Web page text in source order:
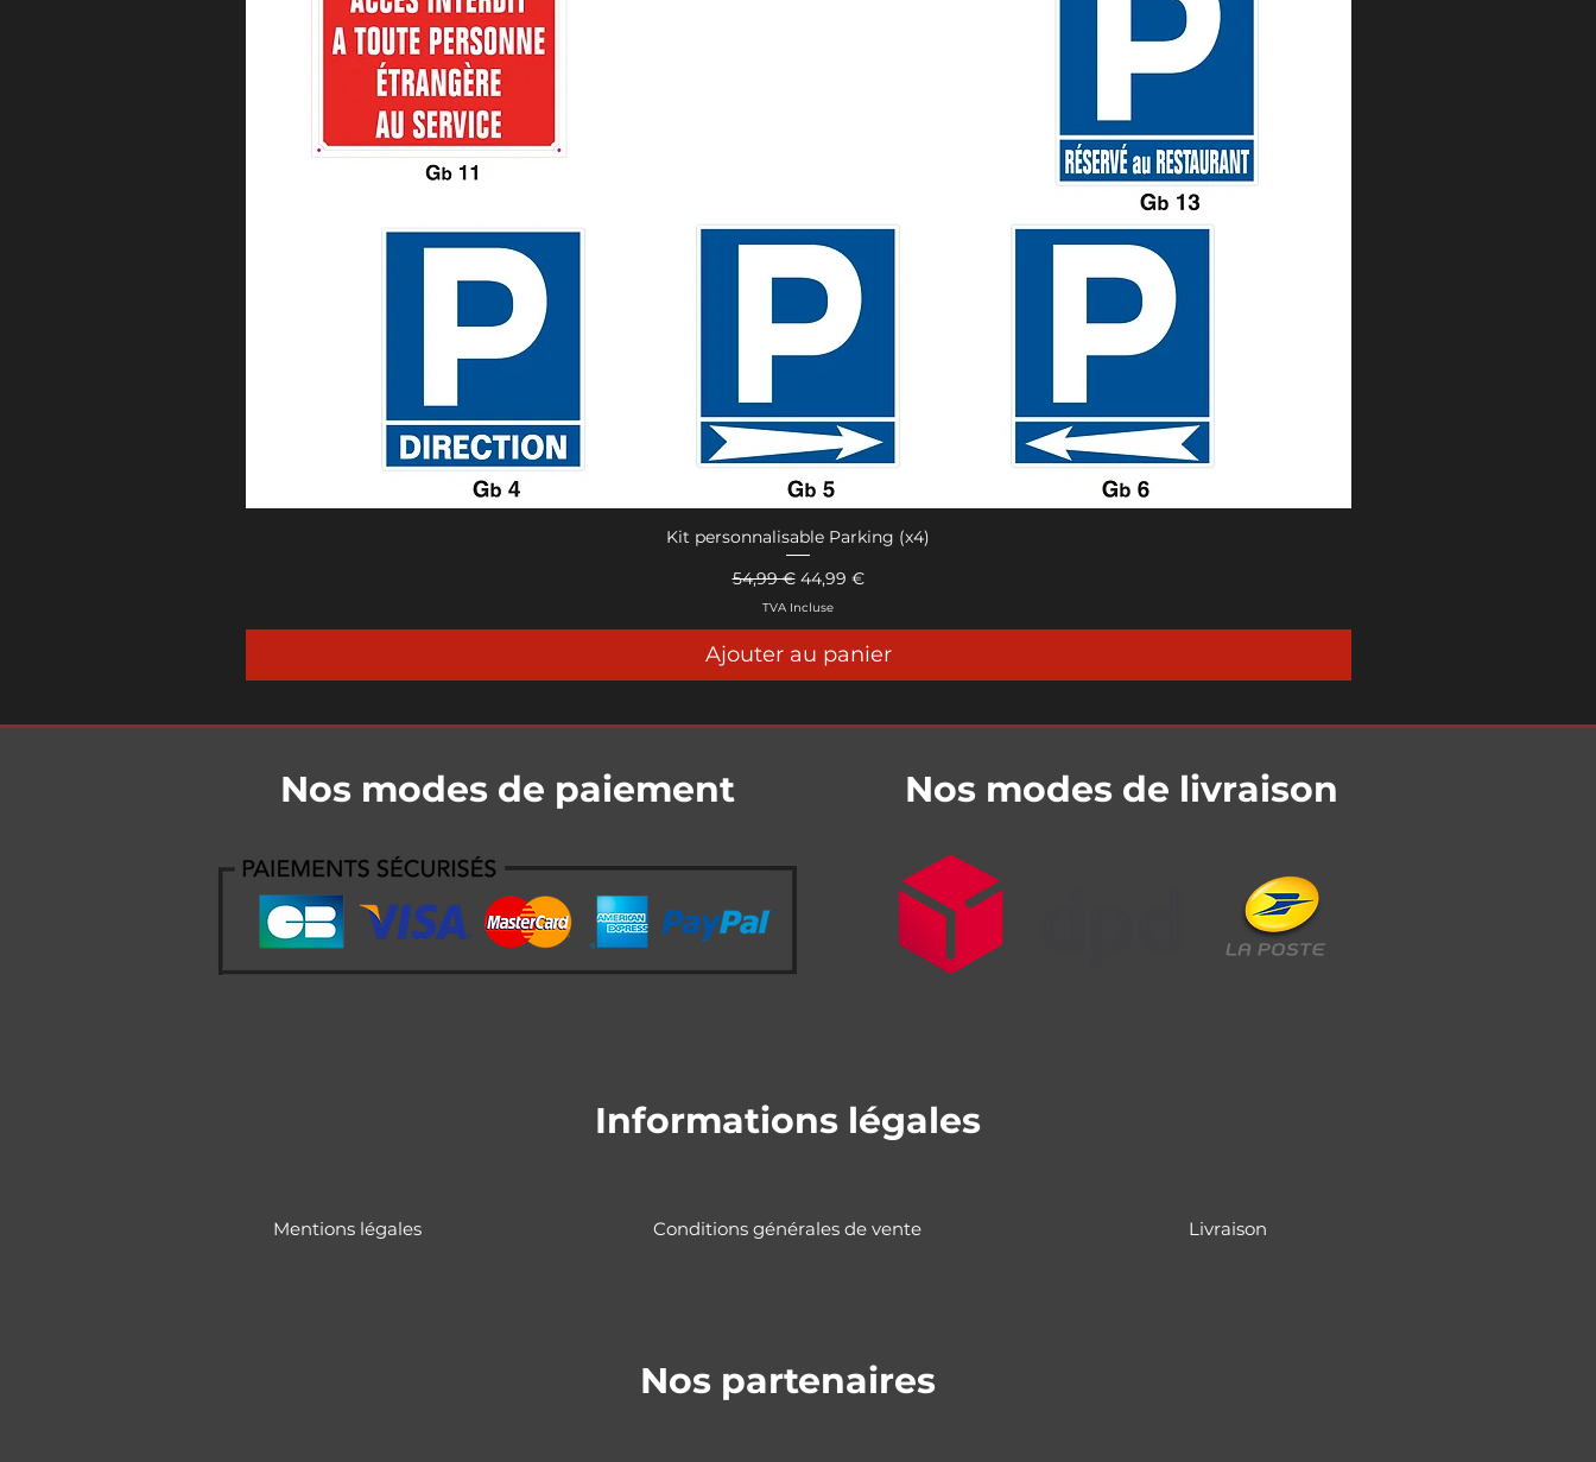
Aperçu rapide
Kit personnalisable Parking (x4)
Prix original
54,99 € Prix promotionnel
44,99 €
TVA Incluse
Ajouter au panier
Nos modes de paiement Nos modes de livraison
Informations légales
Mentions légales Conditions générales de vente Livraison
Nos partenaires